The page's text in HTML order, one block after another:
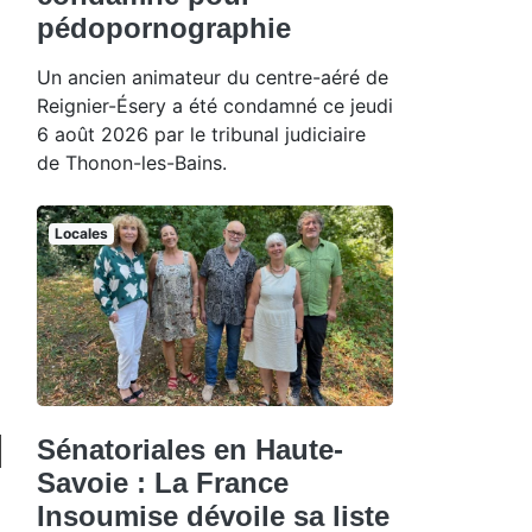
pédopornographie
Un ancien animateur du centre-aéré de
Reignier-Ésery a été condamné ce jeudi
6 août 2026 par le tribunal judiciaire
de Thonon-les-Bains.
Locales
Sénatoriales en Haute-
Savoie : La France
Insoumise dévoile sa liste